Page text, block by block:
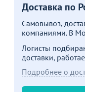
Доставка по
Самовывоз,
компаниями. В
Логисты
доставки,
Подробнее о
сиденьем
Перейдите, чтобы
подробности
Больше не